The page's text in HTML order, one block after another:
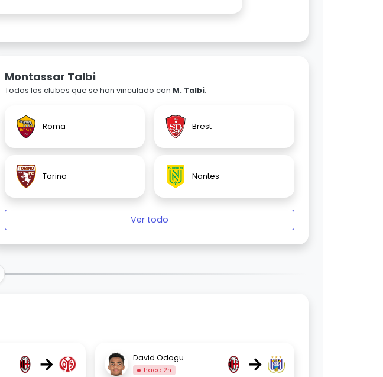
Montassar Talbi
Todos los clubes que se han vinculado con M. Talbi.
Roma Brest
Torino Nantes
Ver todo
→ David Odogu
hace 2h →